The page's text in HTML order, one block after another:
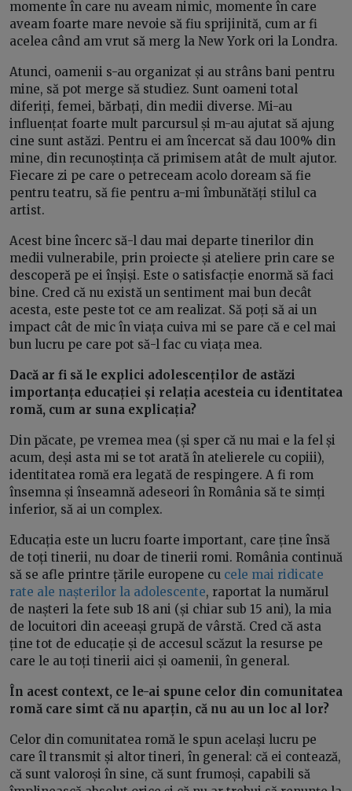
momente în care nu aveam nimic, momente în care
aveam foarte mare nevoie să fiu sprijinită, cum ar fi
acelea când am vrut să merg la New York ori la Londra.
Atunci, oamenii s-au organizat și au strâns bani pentru
mine, să pot merge să studiez. Sunt oameni total
diferiți, femei, bărbați, din medii diverse. Mi-au
influențat foarte mult parcursul și m-au ajutat să ajung
cine sunt astăzi. Pentru ei am încercat să dau 100% din
mine, din recunoștința că primisem atât de mult ajutor.
Fiecare zi pe care o petreceam acolo doream să fie
pentru teatru, să fie pentru a-mi îmbunătăți stilul ca
artist.
Acest bine încerc să-l dau mai departe tinerilor din
medii vulnerabile, prin proiecte și ateliere prin care se
descoperă pe ei înșiși. Este o satisfacție enormă să faci
bine. Cred că nu există un sentiment mai bun decât
acesta, este peste tot ce am realizat. Să poți să ai un
impact cât de mic în viața cuiva mi se pare că e cel mai
bun lucru pe care pot să-l fac cu viața mea.
Dacă ar fi să le explici adolescenților de astăzi
importanța educației și relația acesteia cu identitatea
romă, cum ar suna explicația?
Din păcate, pe vremea mea (și sper că nu mai e la fel și
acum, deși asta mi se tot arată în atelierele cu copiii),
identitatea romă era legată de respingere. A fi rom
însemna și înseamnă adeseori în România să te simți
inferior, să ai un complex.
Educația este un lucru foarte important, care ține însă
de toți tinerii, nu doar de tinerii romi. România continuă
să se afle printre țările europene cu cele mai ridicate
rate ale nașterilor la adolescente, raportat la numărul
de nașteri la fete sub 18 ani (și chiar sub 15 ani), la mia
de locuitori din aceeași grupă de vârstă. Cred că asta
ține tot de educație și de accesul scăzut la resurse pe
care le au toți tinerii aici și oamenii, în general.
În acest context, ce le-ai spune celor din comunitatea
romă care simt că nu aparțin, că nu au un loc al lor?
Celor din comunitatea romă le spun același lucru pe
care îl transmit și altor tineri, în general: că ei contează,
că sunt valoroși în sine, că sunt frumoși, capabili să